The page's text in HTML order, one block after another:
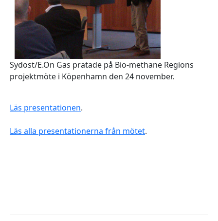
Sydost/E.On Gas pratade på Bio-methane Regions
projektmöte i Köpenhamn den 24 november.
Läs presentationen.
Läs alla presentationerna från mötet.